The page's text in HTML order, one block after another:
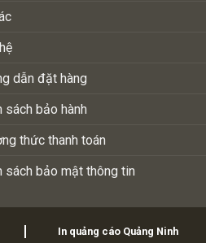
dẫn đặt hàng
sách bảo hành
thức thanh toán
sách bảo mật thông tin
In quảng cáo Quảng Ninh